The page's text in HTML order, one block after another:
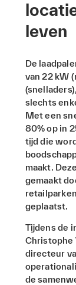
leven
De
van 22 kW
slechts
Met een
80% op in
tijd die
maakt.
gemaakt
geplaatst.
Tijdens de
Christophe
directeur
de